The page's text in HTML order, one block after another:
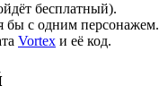
бесплатный).
бы с одним персонажем.
Vortex и её код.